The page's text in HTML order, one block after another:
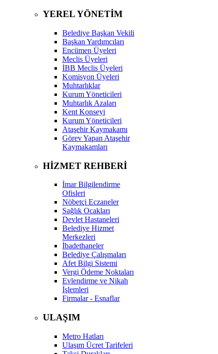
YEREL YÖNETİM
Belediye Başkan Vekili
Başkan Yardımcıları
Encümen Üyeleri
Meclis Üyeleri
İBB Meclis Üyeleri
Komisyon Üyeleri
Muhtarlıklar
Kurum Yöneticileri
Muhtarlık Azaları
Kent Konseyi
Kurum Yöneticileri
Ataşehir Kaymakamı
Görev Yapan Ataşehir
Kaymakamları
HİZMET REHBERİ
İmar Bilgilendirme
Ofisleri
Nöbetçi Eczaneler
Sağlık Ocakları
Devlet Hastaneleri
Belediye Hizmet
Merkezleri
İbadethaneler
Belediye Çalışmaları
Afet Bilgi Sistemi
Vergi Ödeme Noktaları
Evlendirme ve Nikah
İşlemleri
Firmalar - Esnaflar
ULAŞIM
Metro Hatları
Ulaşım Ücret Tarifeleri